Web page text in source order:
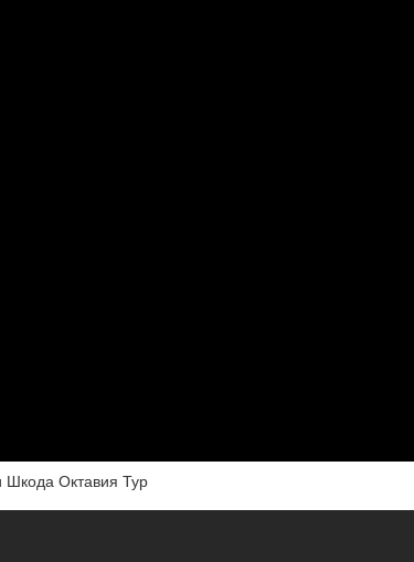
Шкода Октавия Тур